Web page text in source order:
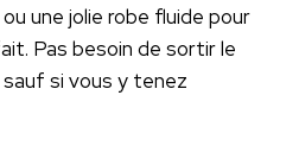
une jolie robe fluide pour
Pas besoin de sortir le
si vous y tenez